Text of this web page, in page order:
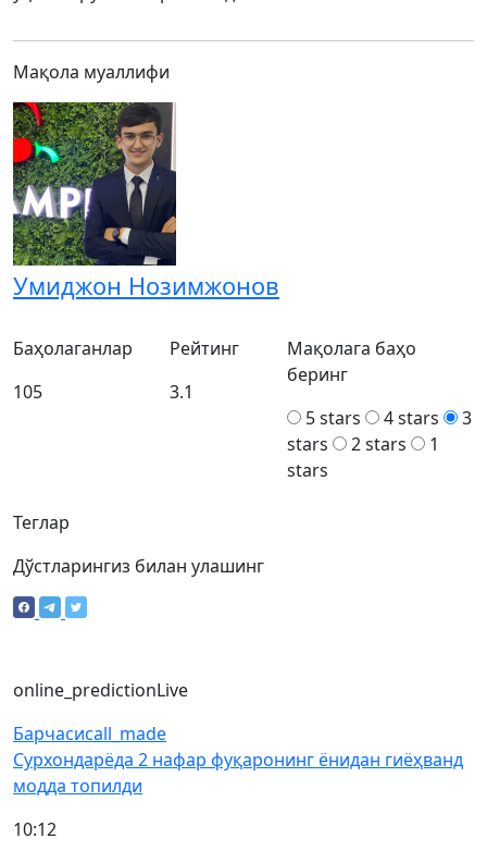
Мақола муаллифи
Умиджон Нозимжонов
Теглар
Баҳолаганлар
105
Рейтинг
3.1
Мақолага баҳо
беринг
5 stars
4 stars
3
stars
2 stars
1
stars
Дўстларингиз билан улашинг
online_predictionLive
Барчасиcall_made
Сурхондарёда 2 нафар фуқаронинг ёнидан гиёҳванд
модда топилди
10:12